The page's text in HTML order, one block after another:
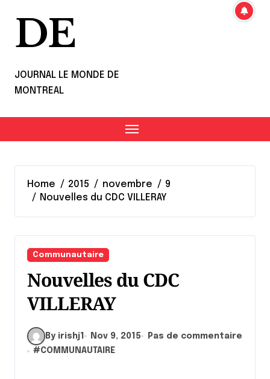
DE
JOURNAL LE MONDE DE
MONTREAL
Home 2015 novembre
9
Nouvelles du CDC VILLERAY
Communautaire
Nouvelles du CDC
VILLERAY
By irishj1 Nov 9, 2015
Pas de commentaire
#COMMUNAUTAIRE